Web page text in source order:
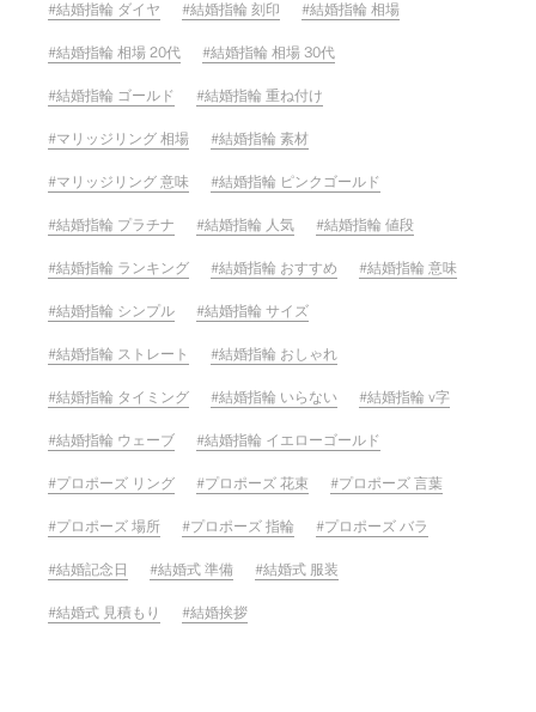
結婚指輪 ダイヤ 結婚指輪 刻印 結婚指輪 相場
結婚指輪 相場 20代 結婚指輪 相場 30代
結婚指輪 ゴールド 結婚指輪 重ね付け
マリッジリング 相場 結婚指輪 素材
マリッジリング 意味 結婚指輪 ピンクゴールド
結婚指輪 プラチナ 結婚指輪 人気 結婚指輪 値段
結婚指輪 ランキング 結婚指輪 おすすめ 結婚指輪 意味
結婚指輪 シンプル 結婚指輪 サイズ
結婚指輪 ストレート 結婚指輪 おしゃれ
結婚指輪 タイミング 結婚指輪 いらない 結婚指輪 v字
結婚指輪 ウェーブ 結婚指輪 イエローゴールド
プロポーズ リング プロポーズ 花束 プロポーズ 言葉
プロポーズ 場所 プロポーズ 指輪 プロポーズ バラ
結婚記念日 結婚式 準備 結婚式 服装
結婚式 見積もり 結婚挨拶